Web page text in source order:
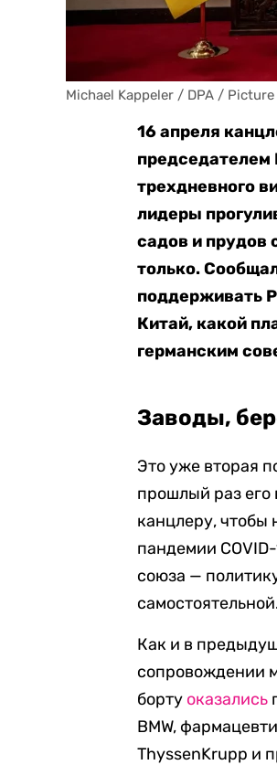
Michael Kappeler / DPA /
16 апреля
председателем
трехдневного
лидеры
садов и прудов
только.
поддерживать
Китай, какой
германским
Заводы,
Это уже вторая
прошлый раз его
канцлеру, чтобы
пандемии
союза —
Как и в
сопровождении
борту оказались
BMW,
ThyssenKrupp и